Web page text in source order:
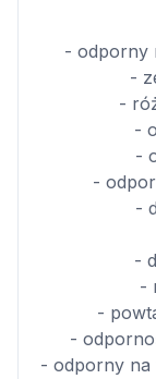
- odporny
-
-
-
-
-
-
-
-
-
-
- odporny na